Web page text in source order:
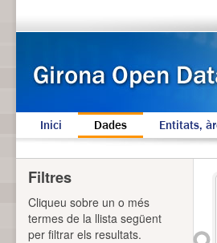
Inici Dades Entitats,
Filtres
Cliqueu sobre un o més
termes de la llista següent
per filtrar els resultats.